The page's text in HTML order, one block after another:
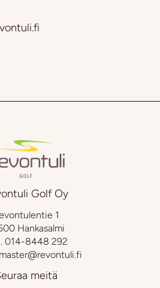
Golf Oy
1
Hankasalmi
014-8448 292
meitä